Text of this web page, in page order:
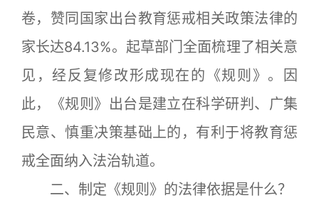
卷，赞同国家出台教育惩戒相关政策法律的
家长达84.13%。起草部门全面梳理了相关意
见，经反复修改形成现在的《规则》。因
此，《规则》出台是建立在科学研判、广集
民意、慎重决策基础上的，有利于将教育惩
戒全面纳入法治轨道。
二、制定《规则》的法律依据是什么？